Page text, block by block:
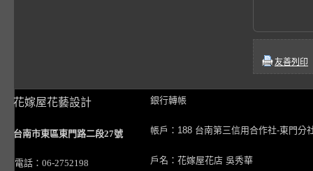
友善列印
花嫁屋花藝設計
台南市東區東門路二段27號
電話：06-2752198
銀行轉帳
帳戶：188 台南第三信用合作社-東門分
戶名：花嫁屋花店 吳秀華